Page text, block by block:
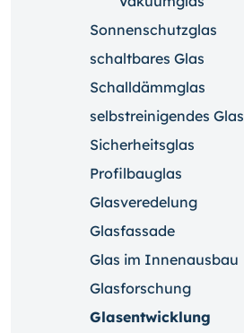
Sonnenschutzglas
schaltbares Glas
Schalldämmglas
selbstreinigendes Glas
Sicherheitsglas
Profilbauglas
Glasveredelung
Glasfassade
Glas im Innenausbau
Glasforschung
Glasentwicklung